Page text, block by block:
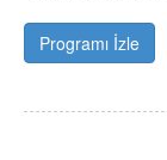
Programı İzle